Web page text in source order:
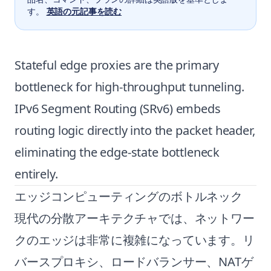
す。
英語の元記事を読む
Stateful edge proxies are the primary
bottleneck for high-throughput tunneling.
IPv6 Segment Routing (SRv6) embeds
routing logic directly into the packet header,
eliminating the edge-state bottleneck
entirely.
エッジコンピューティングのボトルネック
現代の分散アーキテクチャでは、ネットワー
クのエッジは非常に複雑になっています。リ
バースプロキシ、ロードバランサー、NATゲ